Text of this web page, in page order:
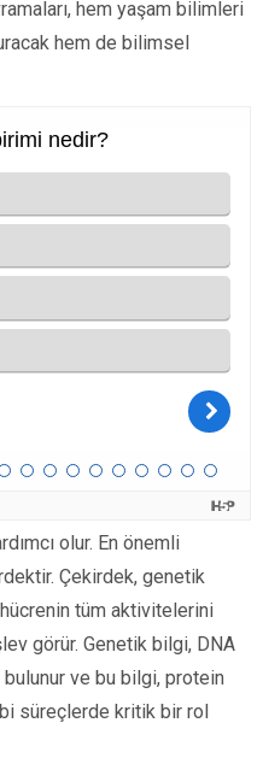
hem yaşam bilimleri
hem de bilimsel
kabul edilir ve çeşitli
bileşenler, hücrenin yaşam
olur. En önemli
Çekirdek, genetik
tüm aktivitelerini
görür. Genetik bilgi, DNA
bulunur ve bu bilgi, protein
süreçlerde kritik bir rol